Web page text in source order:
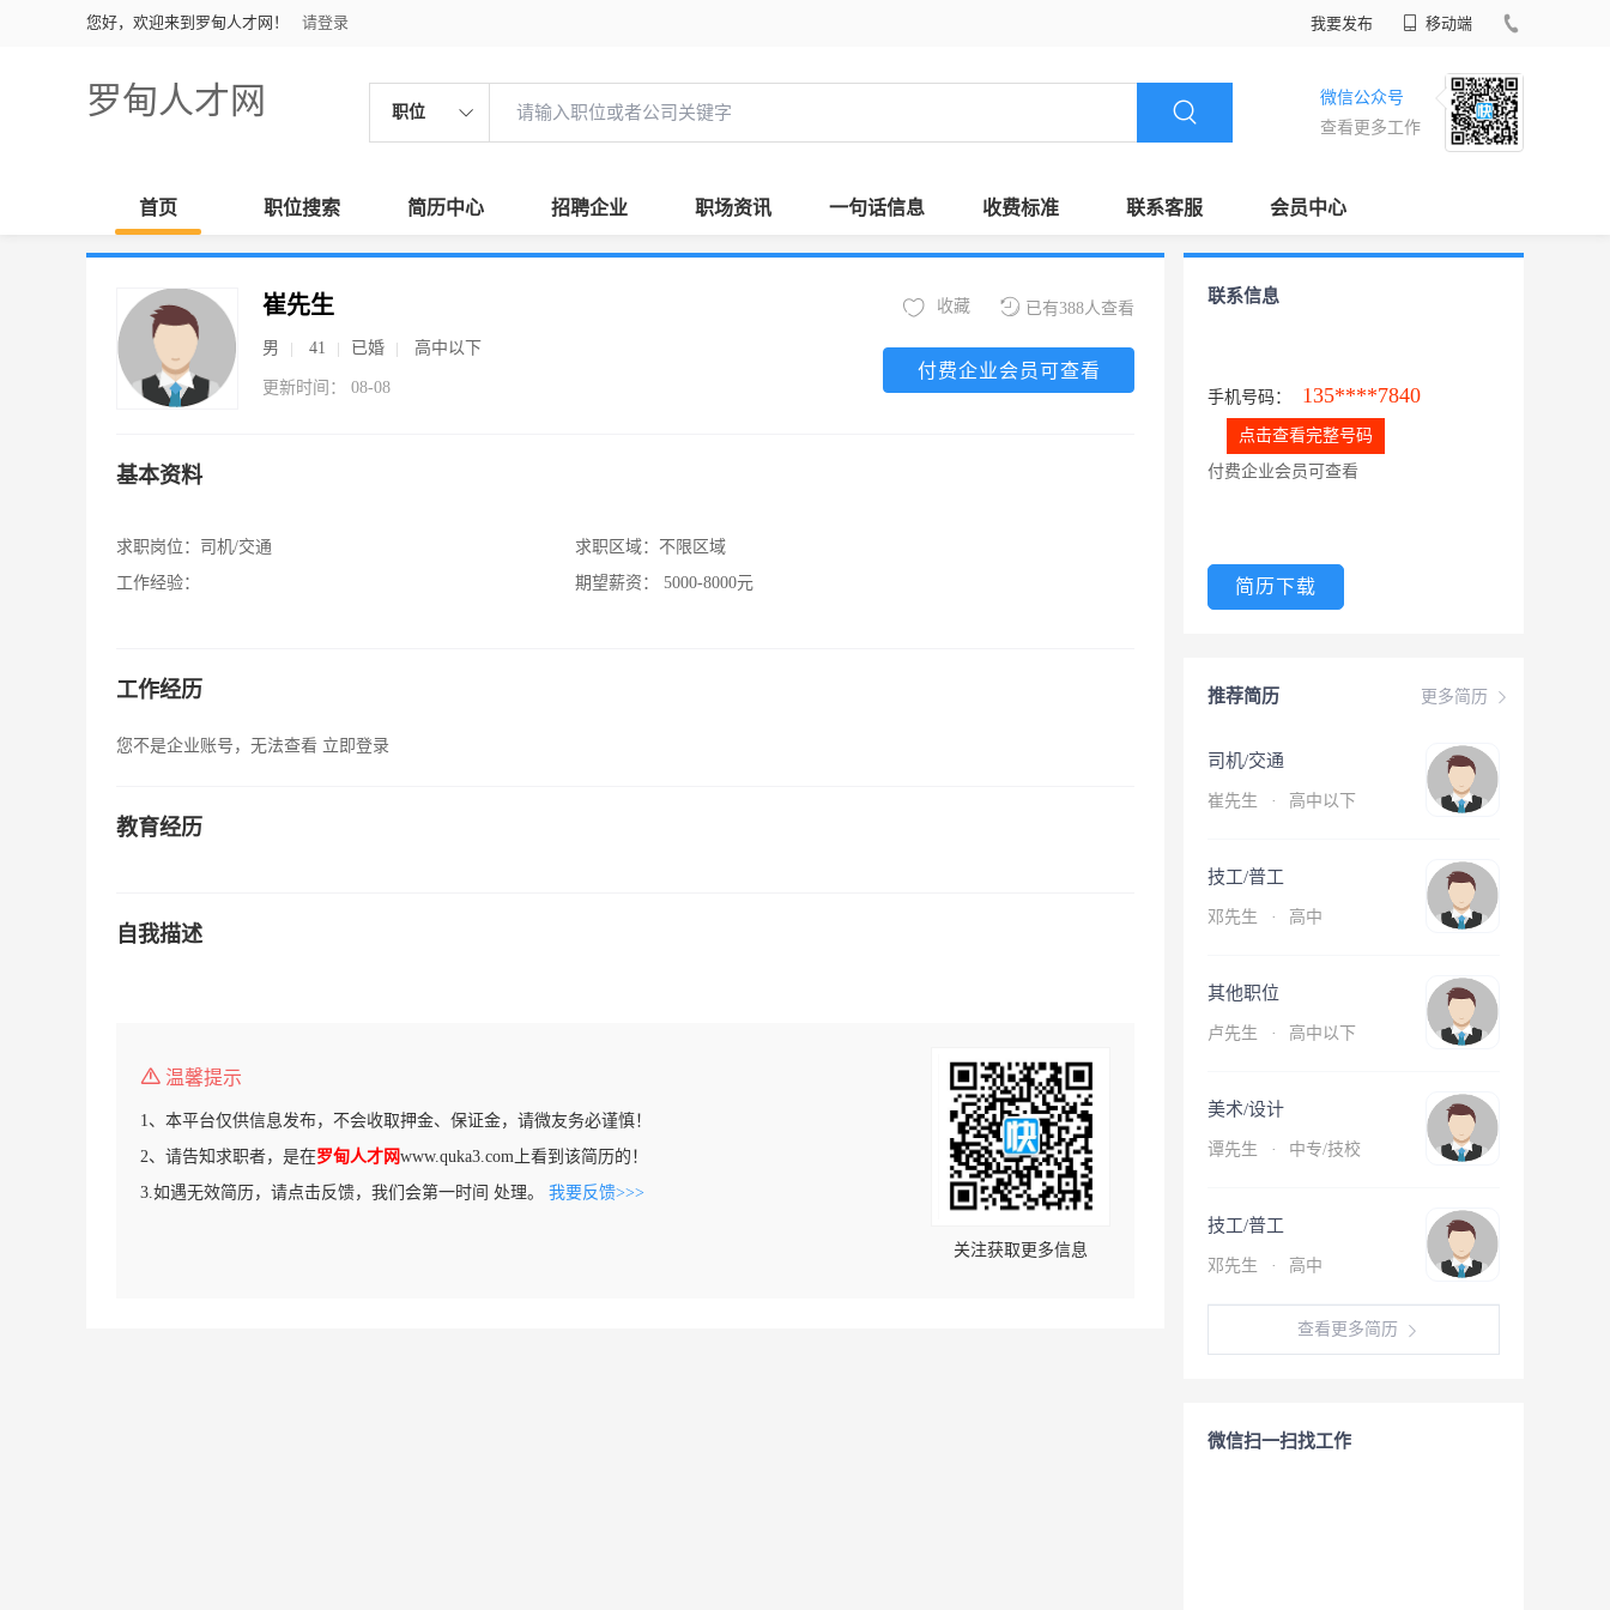
您好，欢迎来到罗甸人才网！ 请登录 我要发布 移动端
罗甸人才网 职位
微信公众号
查看更多工作
首页 职位搜索 简历中心 招聘企业 职场资讯 一句话信息 收费标准 联系客服 会员中心
崔先生
男 41 已婚 高中以下
更新时间： 08-08
已有388人查看
收藏
付费企业会员可查看
基本资料
求职岗位： 司机/交通
工作经验：
求职区域： 不限区域
期望薪资：
5000-8000元
工作经历
您不是企业账号，无法查看 立即登录
教育经历
自我描述
温馨提示
1、本平台仅供信息发布，不会收取押金、保证金，请微友务必谨慎！
2、请告知求职者，是在罗甸人才网www.quka3.com上看到该简历的！
3.如遇无效简历，请点击反馈，我们会第一时间 处理。 我要反馈>>>
关注获取更多信息
联系信息
手机号码： 135****7840
点击查看完整号码
付费企业会员可查看
简历下载
更多简历
推荐简历
司机/交通
崔先生 · 高中以下
技工/普工
邓先生 · 高中
其他职位
卢先生 · 高中以下
美术/设计
谭先生 · 中专/技校
技工/普工
邓先生 · 高中
查看更多简历
微信扫一扫找工作